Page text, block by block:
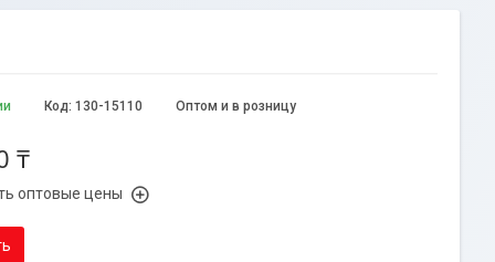
Оптом и в розницу
Код: 130-15110
₸
оптовые цены